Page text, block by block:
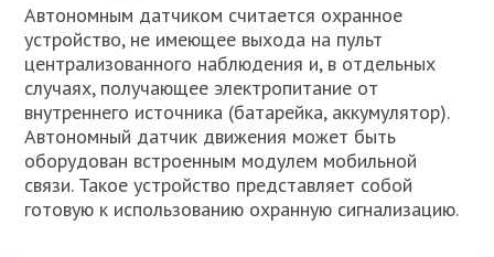
Автономным датчиком считается охранное
устройство, не имеющее выхода на пульт
централизованного наблюдения и, в отдельных
случаях, получающее электропитание от
внутреннего источника (батарейка, аккумулятор).
Автономный датчик движения может быть
оборудован встроенным модулем мобильной
связи. Такое устройство представляет собой
готовую к использованию охранную сигнализацию.